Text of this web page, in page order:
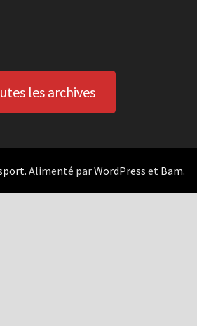
les archives
. Alimenté parWordPress et Bam.